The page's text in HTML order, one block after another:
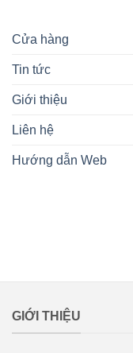
Cửa hàng
Tin tức
Giới thiệu
Liên hệ
Hướng dẫn Web
GIỚI THIỆU